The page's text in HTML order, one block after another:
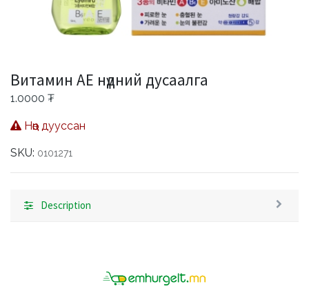
Витамин АЕ нүдний дусаалга
1.0000 ₮
Нөөц дууссан
SKU: 0101271
Description